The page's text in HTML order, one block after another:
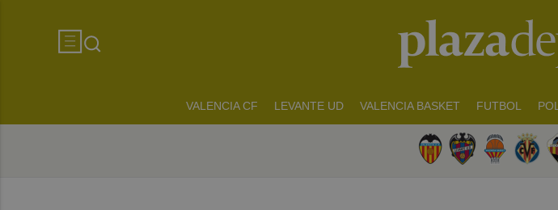
VALENCIA CF LEVANTE UD VALENCIA BASKET FUTBOL